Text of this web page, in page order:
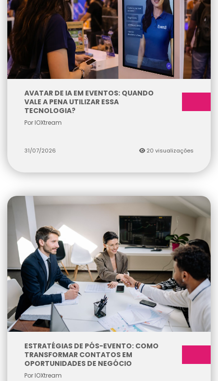
AVATAR DE IA EM EVENTOS: QUANDO
VALE A PENA UTILIZAR ESSA
TECNOLOGIA?
Por IOXtream
31/07/2026 20 visualizações
ESTRATÉGIAS DE PÓS-EVENTO: COMO
TRANSFORMAR CONTATOS EM
OPORTUNIDADES DE NEGÓCIO
Por IOXtream